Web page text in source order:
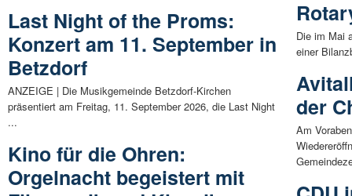
Last Night of the Proms:
Konzert am 11. September in
Betzdorf
ANZEIGE | Die Musikgemeinde Betzdorf-Kirchen
präsentiert am Freitag, 11. September 2026, die Last Night
...
Kino für die Ohren:
Orgelnacht begeistert mit
Die im Mai
einer
der
Am